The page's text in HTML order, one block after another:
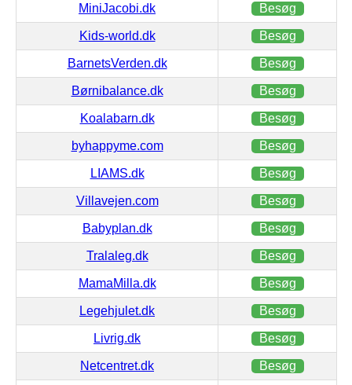
MiniJacobi.dk Besøg
Kids-world.dk Besøg
BarnetsVerden.dk Besøg
Børnibalance.dk Besøg
Koalabarn.dk Besøg
byhappyme.com Besøg
LIAMS.dk Besøg
Villavejen.com Besøg
Babyplan.dk Besøg
Tralaleg.dk Besøg
MamaMilla.dk Besøg
Legehjulet.dk Besøg
Livrig.dk Besøg
Netcentret.dk Besøg